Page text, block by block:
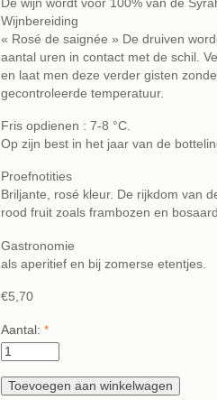
De wijn wordt voor 100% van de
Wijnbereiding
« Rosé de saignée » De druiven
aantal uren in contact met de schil.
en laat men deze verder gisten
gecontroleerde temperatuur.
Fris opdienen : 7-8 °C.
Op zijn best in het jaar van de
Proefnotities
Briljante, rosé kleur. De rijkdom van
rood fruit zoals frambozen en
Gastrono­mie
als aperitief en bij zomerse etentjes.
€5,70
Aantal: *